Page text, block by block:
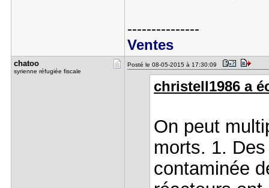
---------------
Ventes
chatoo
syrienne réfugiée fiscale
Posté le 08-05-2015 à 17:30:09
christell1986 a
On peut
morts. 1.
contaminée